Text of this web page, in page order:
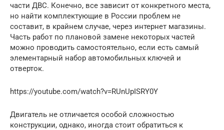
части ДВС. Конечно, все зависит от конкретного места,
но найти комплектующие в России проблем не
составит, в крайнем случае, через интернет магазины.
Часть работ по плановой замене некоторых частей
можно проводить самостоятельно, если есть самый
элементарный набор автомобильных ключей и
отверток.
https://youtube.com/watch?v=RUnUpISRY0Y
Двигатель не отличается особой сложностью
конструкции, однако, иногда стоит обратиться к